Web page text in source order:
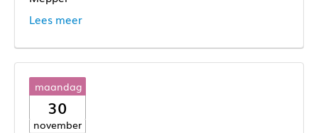
Lees meer
maandag
30
november